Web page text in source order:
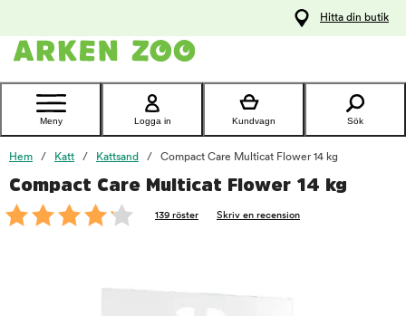
Kontakta
Hitta din butik
Meny Logga in Kundvagn Sök
Hem Katt Kattsand Compact Care Multicat Flower 14 kg
Compact Care Multicat Flower 14 kg
139 röster Skriv en recension
foo